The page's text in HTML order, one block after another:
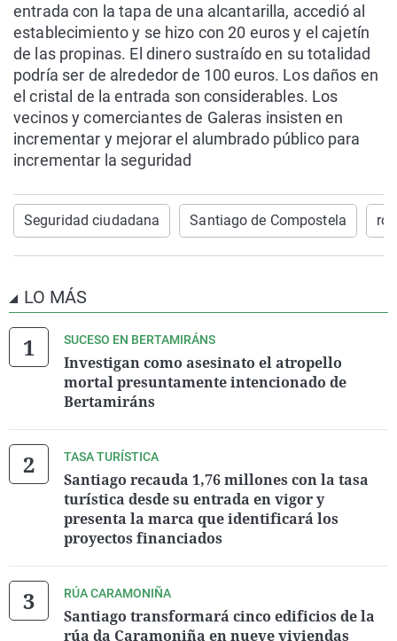
entrada con la tapa de una alcantarilla, accedió al
establecimiento y se hizo con 20 euros y el cajetín
de las propinas. El dinero sustraído en su totalidad
podría ser de alrededor de 100 euros. Los daños en
el cristal de la entrada son considerables. Los
vecinos ycomerciantes de Galeras insisten en
incrementar y mejorar el alumbrado público para
incrementar la seguridad
Seguridad ciudadana Santiago de Compostela
LO MÁS
SUCESO EN BERTAMIRÁNS
Investigan como asesinato el atropello
mortal presuntamente intencionado de
Bertamiráns
TASA TURÍSTICA
Santiago recauda 1,76 millones con la tasa
turística desde su entrada en vigor y
presenta la marca que identificará los
proyectos financiados
RÚA CARAMONIÑA
Santiago transformará cinco edificios de la
rúa da Caramoniña en nueve viviendas